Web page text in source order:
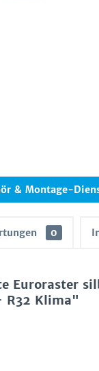
& Montage-
0
Euroraster
R32 Klima"